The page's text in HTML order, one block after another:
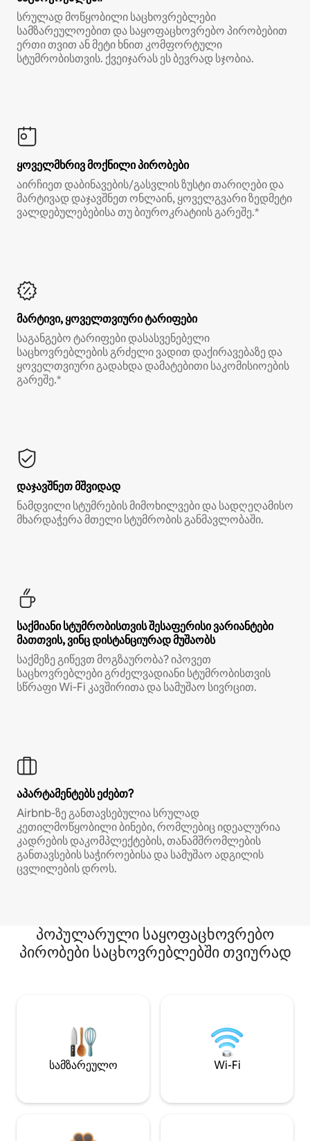
სრულად მოწყობილი საცხოვრებლები
სამზარეულოებით და საყოფაცხოვრებო პირობებით
ერთი თვით ან მეტი ხნით კომფორტული
სტუმრობისთვის. ქვეიჯარას ეს ბევრად სჯობია.
ყოველმხრივ მოქნილი პირობები
აირჩიეთ დაბინავების/გასვლის ზუსტი თარიღები და
მარტივად დაჯავშნეთ ონლაინ, ყოველგვარი ზედმეტი
ვალდებულებებისა თუ ბიუროკრატიის გარეშე.*
მარტივი, ყოველთვიური ტარიფები
საგანგებო ტარიფები დასასვენებელი
საცხოვრებლების გრძელი ვადით დაქირავებაზე და
ყოველთვიური გადახდა დამატებითი საკომისიოების
გარეშე.*
დაჯავშნეთ მშვიდად
ნამდვილი სტუმრების მიმოხილვები და სადღეღამისო
მხარდაჭერა მთელი სტუმრობის განმავლობაში.
საქმიანი სტუმრობისთვის შესაფერისი ვარიანტები
მათთვის, ვინც დისტანციურად მუშაობს
საქმეზე გიწევთ მოგზაურობა? იპოვეთ
საცხოვრებლები გრძელვადიანი სტუმრობისთვის
სწრაფი Wi‑Fi კავშირითა და სამუშაო სივრცით.
აპარტამენტებს ეძებთ?
Airbnb‑ზე განთავსებულია სრულად
კეთილმოწყობილი ბინები, რომლებიც იდეალურია
კადრების დაკომპლექტების, თანამშრომლების
განთავსების საჭიროებისა და სამუშაო ადგილის
ცვლილების დროს.
პოპულარული საყოფაცხოვრებო
პირობები საცხოვრებლებში თვიურად
სამზარეულო Wi-Fi